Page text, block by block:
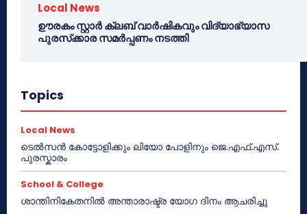
Local News
ഊരകം സ്റ്റാർ ക്ലബ് വാർഷികവും വിദ്യാഭ്യാസ
പുരസ്‌ക്കാര സമർപ്പണം നടത്തി
Topics
Local News
ടെൽസൻ കോട്ടോളിക്കും ലിയോ പോളിനും ജെ.എഫ്.എസ്.
പുരസ്കാരം
School & College
ശാന്തിനികേതനിൽ അന്താരാഷ്ട്ര യോഗ ദിനം ആചരിച്ചു